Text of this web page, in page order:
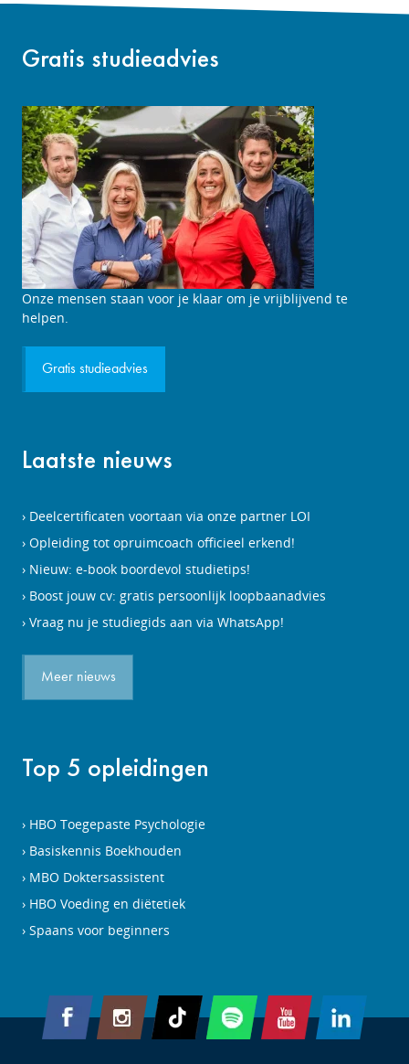
Gratis studieadvies
Studieadviesgesprek
aanvragen
Onze mensen staan voor je klaar om je vrijblijvend te
helpen.
Gratis studieadvies
Laatste nieuws
Deelcertificaten voortaan via onze partner LOI
Opleiding tot opruimcoach officieel erkend!
Nieuw: e-book boordevol studietips!
Boost jouw cv: gratis persoonlijk loopbaanadvies
Vraag nu je studiegids aan via WhatsApp!
Meer nieuws
Top 5 opleidingen
HBO Toegepaste Psychologie
Basiskennis Boekhouden
MBO Doktersassistent
HBO Voeding en diëtetiek
Spaans voor beginners